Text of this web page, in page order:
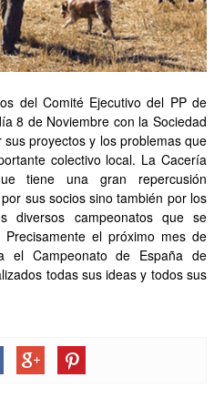
del Comité Ejecutivo del PP de
8 de Noviembre con la Sociedad
proyectos y los problemas que
colectivo local. La Cacería
tiene una gran repercusión
sus socios sino también por los
campeonatos que se
el próximo mes de
el Campeonato de España de
todas sus ideas y todos sus